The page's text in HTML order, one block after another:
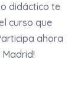
didáctico te
curso que
ahora